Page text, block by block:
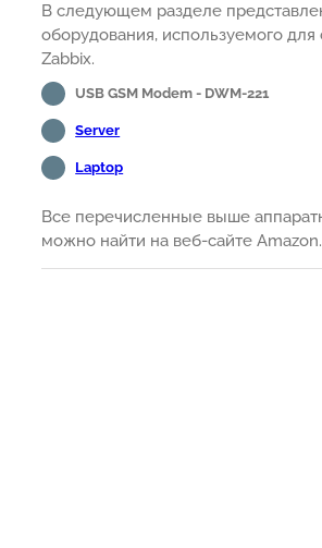
В следующем разделе
оборудования, используемого для
Zabbix.
USB GSM Modem - DWM-221
Server
Laptop
Все перечисленные выше
можно найти на веб-сайте Amazon.